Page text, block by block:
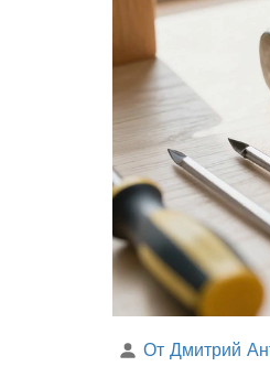
От Дмитрий